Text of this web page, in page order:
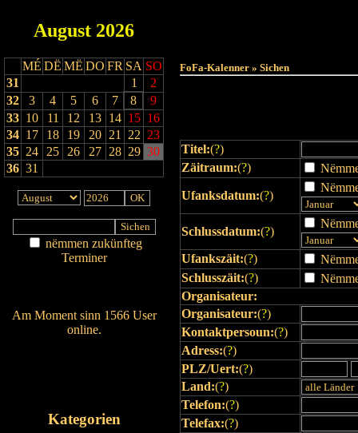
August 2026
MÉ DË MË DO FR SA SO
31
1
2
32
3 4 5 6 7 8
9
33 10 11 12 13 14 15 16
34 17 18 19 20 21 22 23
35 24 25 26 27 28 29 30
36 31
nëmmen zukünfteg
Terminer
Am Moment sinn 1566 User
online.
Kategorien
FoFa-Kalenner » Sichen
Titel:(?)
Zäitraum:(?)
Ufanksdatum:(?)
Schlussdatum:(?)
Ufankszäit:(?)
Schlusszäit:(?)
Organisateur:
Organisateur:(?)
Kontaktpersoun:(?)
Adress:(?)
PLZ/Uert:(?)
Land:(?)
Telefon:(?)
Telefax:(?)